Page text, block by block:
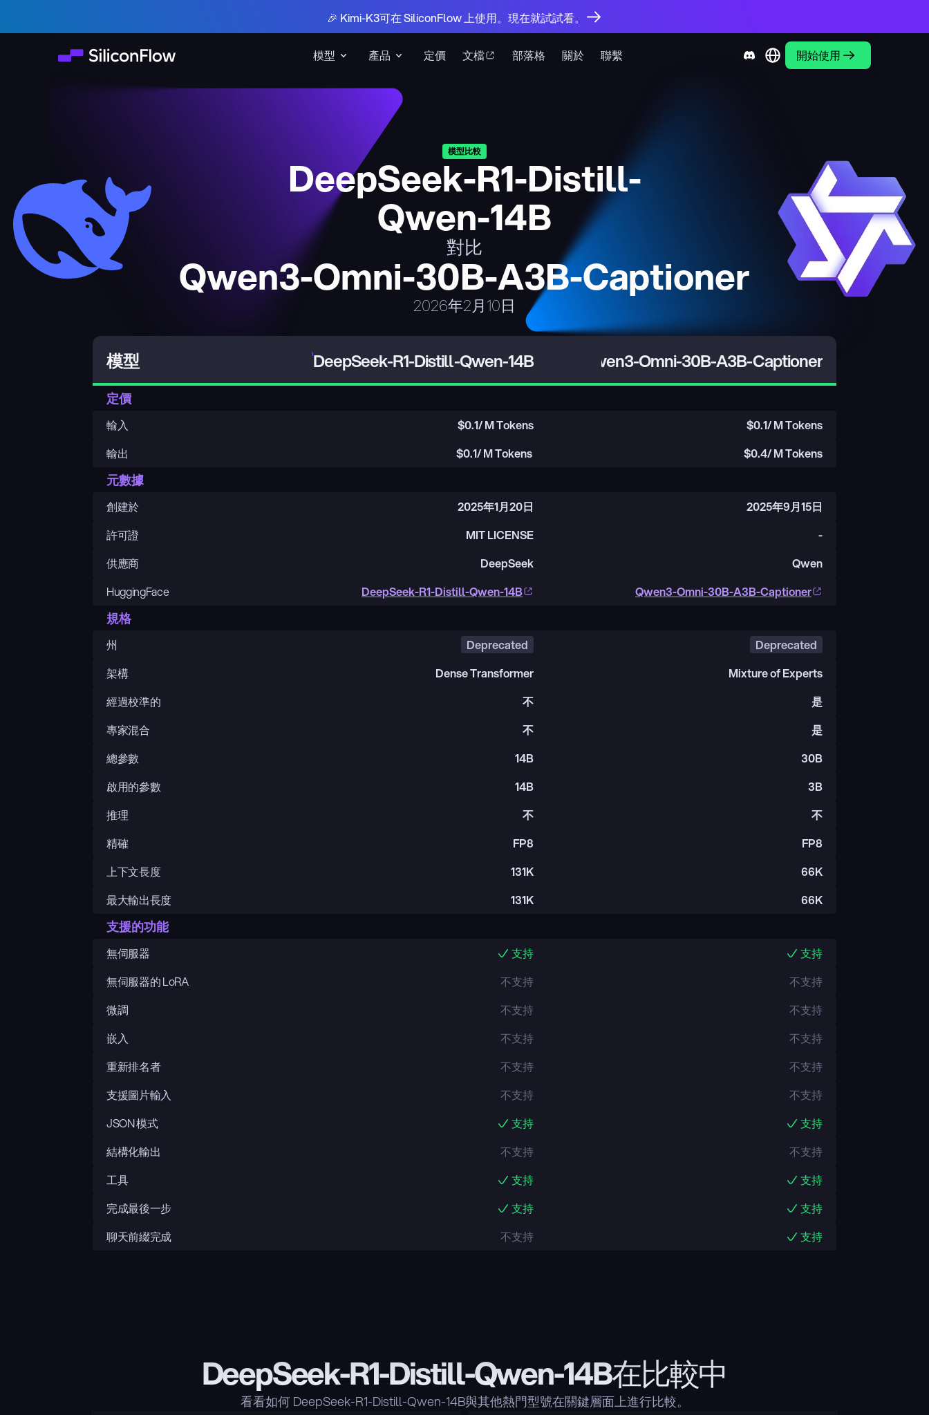
模型 產品 定價 文檔 部落格 關於 聯繫 開始使用
🎉 Kimi-K3可在 SiliconFlow 上使用。現在就試試看。
模型比較
DeepSeek-R1-Distill-
Qwen-14B
對比
Qwen3-Omni-30B-A3B-Captioner
2026年2月10日
模型 DeepSeek-R1-Distill-Qwen-14B Qwen3-Omni-30B-A3B-Captioner
定價
輸入 $0.1/ M Tokens $0.1/ M Tokens
輸出
$0.1/ M Tokens $0.4/ M Tokens
元數據
創建於 2025年1月20日
2025年9月15日
許可證
MIT LICENSE
-
供應商
DeepSeek
Qwen
HuggingFace
DeepSeek-R1-Distill-Qwen-14B Qwen3-Omni-30B-A3B-Captioner
規格
州 Deprecated
Deprecated
架構
Dense Transformer
Mixture of Experts
經過校準的
不
是
專家混合
不
是
總參數
14B
30B
啟用的參數
14B
3B
推理
不
不
精確
FP8
FP8
上下文長度
131K
66K
最大輸出長度
131K 66K
支援的功能
無伺服器 支持
支持
無伺服器的 LoRA
不支持
不支持
微調
不支持
不支持
嵌入
不支持
不支持
重新排名者
不支持
不支持
支援圖片輸入
不支持
不支持
JSON 模式
支持
支持
結構化輸出
不支持
不支持
工具
支持
支持
完成最後一步
支持
支持
聊天前綴完成
不支持 支持
DeepSeek-R1-Distill-Qwen-14B在比較中
看看如何 DeepSeek-R1-Distill-Qwen-14B與其他熱門型號在關鍵層面上進行比較。